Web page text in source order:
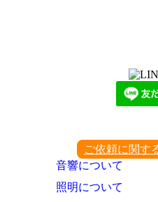
ご依頼に関す
音響について
照明について